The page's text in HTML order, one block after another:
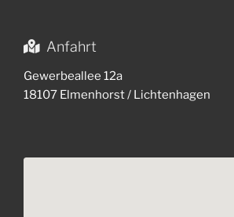
Anfahrt
Gewerbeallee 12a
18107 Elmenhorst / Lichtenhagen